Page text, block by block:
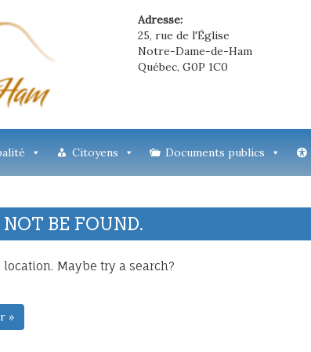
Adresse:
25, rue de l'Église
Notre-Dame-de-Ham
Québec, G0P 1C0
Citoyens Documents publics
BE FOUND.
Maybe try a search?
»